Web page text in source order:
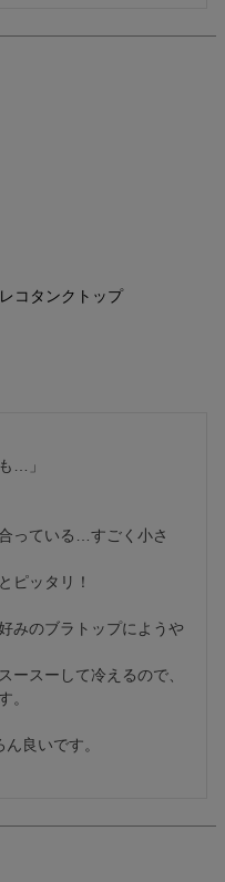
コタンクトップ
…」
っている…すごく小さ
ピッタリ！
みのブラトップにようや
ースーして冷えるので、
。
良いです。